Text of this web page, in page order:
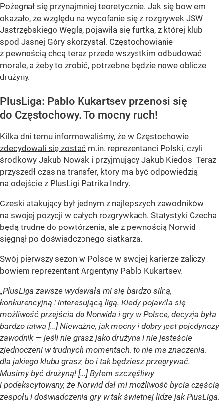
Pożegnał się przynajmniej teoretycznie. Jak się bowiem
okazało, ze względu na wycofanie się z rozgrywek JSW
Jastrzębskiego Węgla, pojawiła się furtka, z której klub
spod Jasnej Góry skorzystał. Częstochowianie
z pewnością chcą teraz przede wszystkim odbudować
morale, a żeby to zrobić, potrzebne będzie nowe oblicze
drużyny.
PlusLiga: Pablo Kukartsev przenosi się
do Częstochowy. To mocny ruch!
Kilka dni temu informowaliśmy, że w Częstochowie
zdecydowali się zostać m.in. reprezentanci Polski, czyli
środkowy Jakub Nowak i przyjmujący Jakub Kiedos. Teraz
przyszedł czas na transfer, który ma być odpowiedzią
na odejście z PlusLigi Patrika Indry.
Czeski atakujący był jednym z najlepszych zawodników
na swojej pozycji w całych rozgrywkach. Statystyki Czecha
będą trudne do powtórzenia, ale z pewnością Norwid
sięgnął po doświadczonego siatkarza.
Swój pierwszy sezon w Polsce w swojej karierze zaliczy
bowiem reprezentant Argentyny Pablo Kukartsev.
„PlusLiga zawsze wydawała mi się bardzo silną,
konkurencyjną i interesującą ligą. Kiedy pojawiła się
możliwość przejścia do Norwida i gry w Polsce, decyzja była
bardzo łatwa [...] Nieważne, jak mocny i dobry jest pojedynczy
zawodnik — jeśli nie grasz jako drużyna i nie jesteście
zjednoczeni w trudnych momentach, to nie ma znaczenia,
dla jakiego klubu grasz, bo i tak będziesz przegrywać.
Musimy być drużyną! [...] Byłem szczęśliwy
i podekscytowany, że Norwid dał mi możliwość bycia częścią
zespołu i doświadczenia gry w tak świetnej lidze jak PlusLiga.